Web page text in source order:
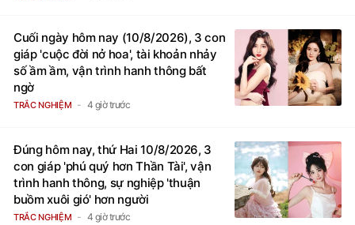
Cuối ngày hôm nay (10/8/2026), 3 con
giáp 'cuộc đời nở hoa', tài khoản nhảy
số ầm ầm, vận trình hanh thông bất
ngờ
TRẮC NGHIỆM 4 giờ trước
Đúng hôm nay, thứ Hai 10/8/2026, 3
con giáp 'phú quý hơn Thần Tài', vận
trình hanh thông, sự nghiệp 'thuận
buồm xuôi gió' hơn người
TRẮC NGHIỆM 4 giờ trước